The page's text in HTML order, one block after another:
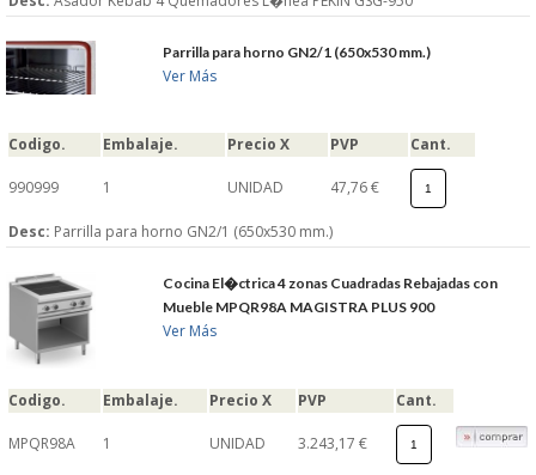
Parrilla para horno GN2/1 (650x530 mm.)
Ver Más
Codigo. Embalaje. Precio X PVP Cant.
990999 1 UNIDAD 47,76 €
Desc: Parrilla para horno GN2/1 (650x530 mm.)
Cocina El�ctrica 4 zonas Cuadradas Rebajadas con
Mueble MPQR98A MAGISTRA PLUS 900
Ver Más
Codigo. Embalaje. Precio X PVP Cant.
MPQR98A 1 UNIDAD 3.243,17 €